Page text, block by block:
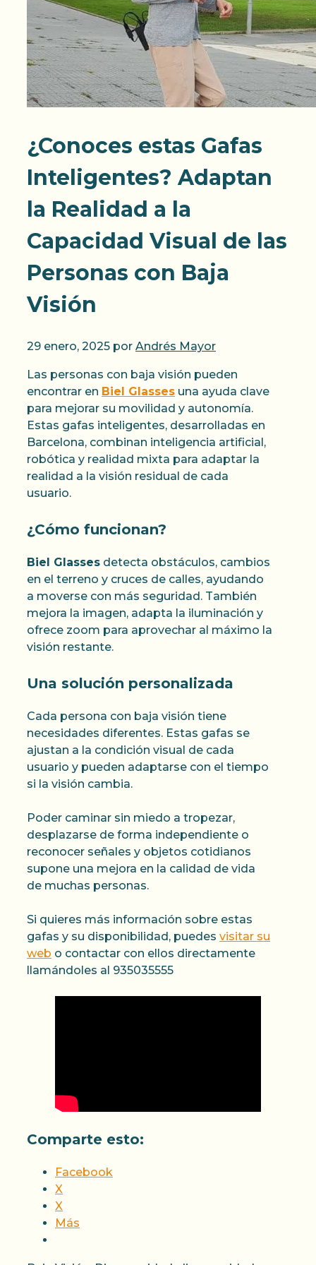
¿Conoces estas Gafas
Inteligentes? Adaptan
la Realidad a la
Capacidad Visual de las
Personas con Baja
Visión
29 enero, 2025 por Andrés Mayor
Las personas con baja visión pueden
encontrar en Biel Glasses una ayuda clave
para mejorar su movilidad y autonomía.
Estas gafas inteligentes, desarrolladas en
Barcelona, combinan inteligencia artificial,
robótica y realidad mixta para adaptar la
realidad a la visión residual de cada
usuario.
¿Cómo funcionan?
Biel Glasses detecta obstáculos, cambios
en el terreno y cruces de calles, ayudando
a moverse con más seguridad. También
mejora la imagen, adapta la iluminación y
ofrece zoom para aprovechar al máximo la
visión restante.
Una solución personalizada
Cada persona con baja visión tiene
necesidades diferentes. Estas gafas se
ajustan a la condición visual de cada
usuario y pueden adaptarse con el tiempo
si la visión cambia.
Poder caminar sin miedo a tropezar,
desplazarse de forma independiente o
reconocer señales y objetos cotidianos
supone una mejora en la calidad de vida
de muchas personas.
Si quieres más información sobre estas
gafas y su disponibilidad, puedes visitar su
web o contactar con ellos directamente
llamándoles al 935035555
Comparte esto:
Facebook
X
X
Más